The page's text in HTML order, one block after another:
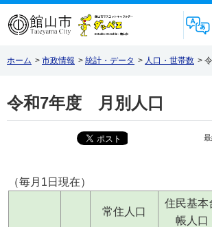
ホーム > 市政情報 > 統計・データ > 人口・世帯数 >
令和7年度 月別人口
（毎月1日現在）
常住人口
住民基本
帳人口